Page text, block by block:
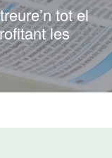
tot el
les